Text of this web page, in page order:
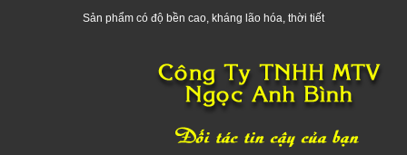
Sản phẩm có độ bền cao, kháng lão hóa, thời tiết